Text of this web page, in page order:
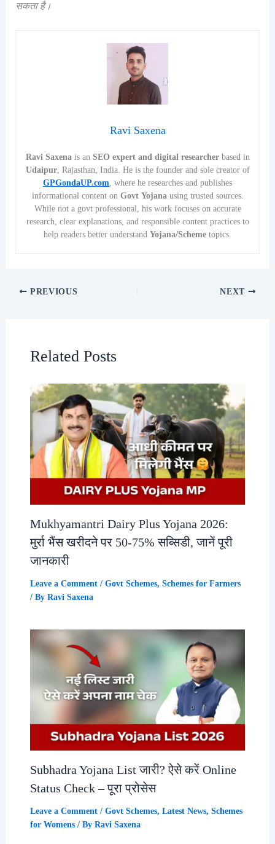
सकता है।
Ravi Saxena
Ravi Saxena is an SEO expert and digital researcherbased in
Udaipur, Rajasthan, India. He is the founder and sole creator of
GPGondaUP.com , where he researches and publishes
informational content on Govt Yojana using trusted sources.
While not a govt professional, his work focuses on accurate
research, clear explanations, and responsible content practices to
help readers better understand Yojana/Scheme topics.
PREVIOUS NEXT
Related Posts
Mukhyamantri Dairy Plus Yojana 2026:
मुर्रा भैंस खरीदने पर 50-75% सब्सिडी, जानें पूरी
जानकारी
Leave a Comment / Govt Schemes, Schemes for Farmers
/ By Ravi Saxena
Subhadra Yojana List जारी? ऐसे करें Online
Status Check – पूरा प्रोसेस
Leave a Comment / Govt Schemes, Latest News, Schemes
for Womens/ By Ravi Saxena